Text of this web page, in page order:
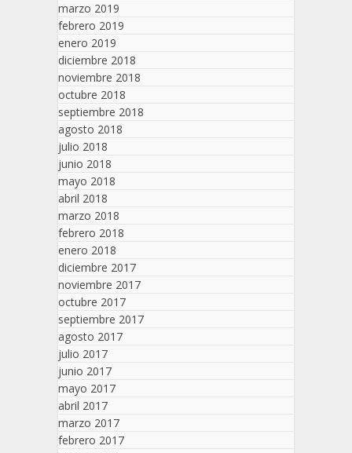
marzo 2019
febrero 2019
enero 2019
diciembre 2018
noviembre 2018
octubre 2018
septiembre 2018
agosto 2018
julio 2018
junio 2018
mayo 2018
abril 2018
marzo 2018
febrero 2018
enero 2018
diciembre 2017
noviembre 2017
octubre 2017
septiembre 2017
agosto 2017
julio 2017
junio 2017
mayo 2017
abril 2017
marzo 2017
febrero 2017